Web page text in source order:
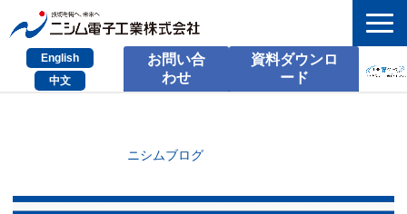
English
中文
お問い合
わせ
資料ダウンロ
ード
検索
ニシムブログ